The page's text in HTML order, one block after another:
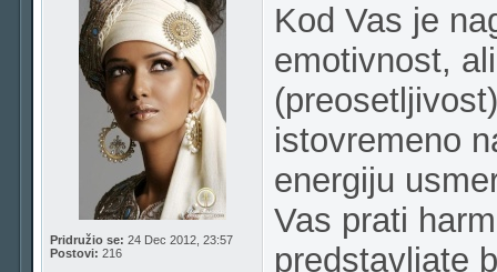
Pridružio se: 24 Dec 2012, 23:57
Postovi: 216
Kod Vas je
emotivnost,
istovremeno
energiju
Vas prati
predstavljate